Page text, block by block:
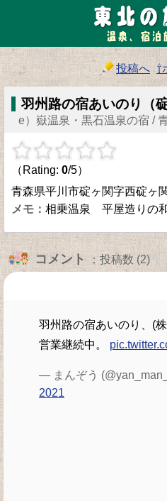
投稿へ ⇧
羽州路の宿あいのり（碇
e）嶽温泉・黒石温泉の宿 /
（Rating: 0/5）
青森県平川市碇ヶ関字西碇ヶ
相乗温泉 平屋造りの
コメント：投稿数 (2)
羽州路の宿あいのり、(
営業継続中。
— まんぞう
2021